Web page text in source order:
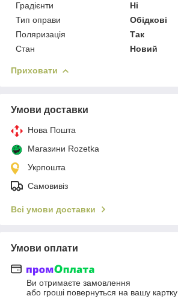
Градієнти
Ні
Тип оправи
Обідкові
Поляризація
Так
Стан
Новий
Приховати
Умови доставки
Нова Пошта
Магазини Rozetka
Укрпошта
Самовивіз
Всі умови доставки
Умови оплати
Ви отримаєте замовлення
або гроші повернуться на вашу картку